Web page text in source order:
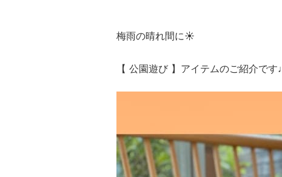
梅雨の晴れ間に☀︎
【 公園遊び 】アイテムのご紹介です♩